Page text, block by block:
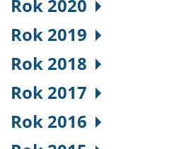
Rok 2020
Rok 2019
Rok 2018
Rok 2017
Rok 2016